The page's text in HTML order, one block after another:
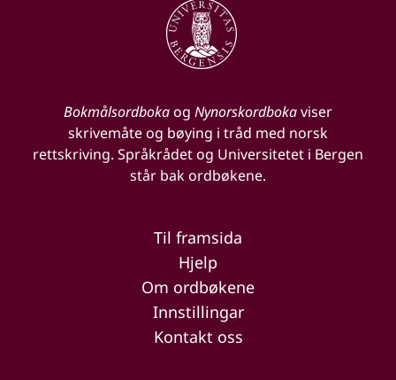
Bokmålsordbokaog Nynorskordbokaviser
skrivemåte og bøying i tråd med norsk
rettskriving. Språkrådet og Universitetet i Bergen
står bak ordbøkene.
Til framsida
Hjelp
Om ordbøkene
Innstillingar
Kontakt oss